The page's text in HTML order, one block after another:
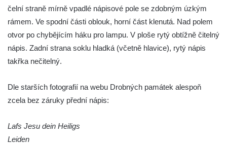
Malší ve Velešíně
Centrální kříž hřbitova ve Velešíně
Kříž u kostela svatého Václava ve Velešíně
Kříž u brány na hřbitov ve Velešíně
Kříž u fary v Římově
Kříž u lípy Jana Gurreho v Římově
Centrální kříž hřbitova v Římově
čelní straně mírně vpadlé nápisové pole se zdobným úzkým
rámem. Ve spodní části oblouk, horní část klenutá. Nad polem
otvor po chybějícím háku pro lampu. V ploše rytý obtížně čitelný
nápis. Zadní strana soklu hladká (včetně hlavice), rytý nápis
takřka nečitelný.
Dle starších fotografií na webu Drobných památek alespoň
zcela bez záruky přední nápis:
Lafs Jesu dein Heiligs
Leiden